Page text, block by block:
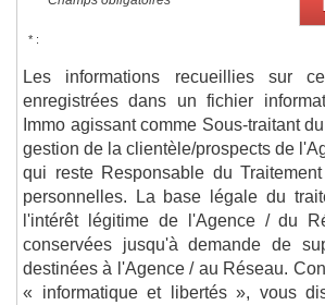
* :
Les informations recueillies sur
enregistrées dans un fichier
Immo agissant comme Sous-traitant
gestion de la clientèle/prospects de
qui reste Responsable du
personnelles. La base légale du
l'intérêt légitime de l'Agence / du
conservées jusqu'à demande de
destinées à l'Agence / au Réseau.
« informatique et libertés », vous